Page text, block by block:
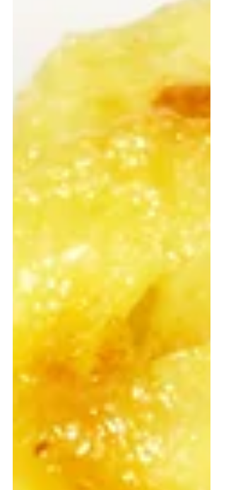
Zwiebel ist fast ausgeglichen, d.h. auf
1Kg Rindfleisch kommen mind. 800
gr. Zwiebeln. Das Rindfleisch wird
nicht angebraten. Es kommt kein
Rotwein hinzu, nur kräftige
Rinderbrühe Das Gulasch benöti